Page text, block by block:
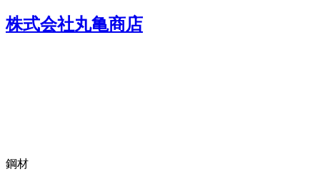
株式会社丸亀商店
鋼材